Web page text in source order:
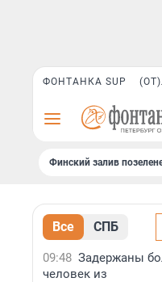
ФОНТАНКА SUP
Финский залив
Все СПБ
09:48 Задержаны
человек из